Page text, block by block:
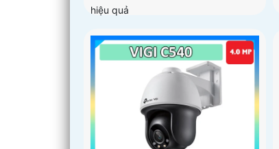
hiệu quả